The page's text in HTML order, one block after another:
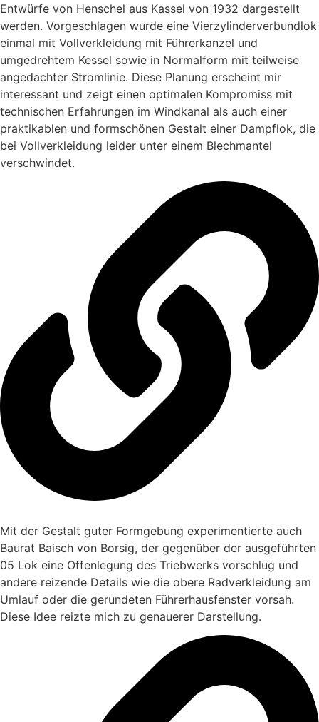
Entwürfe von Henschel aus Kassel von 1932 dargestellt
werden. Vorgeschlagen wurde eine Vierzylinderverbundlok
einmal mit Vollverkleidung mit Führerkanzel und
umgedrehtem Kessel sowie in Normalform mit teilweise
angedachter Stromlinie. Diese Planung erscheint mir
interessant und zeigt einen optimalen Kompromiss mit
technischen Erfahrungen im Windkanal als auch einer
praktikablen und formschönen Gestalt einer Dampflok, die
bei Vollverkleidung leider unter einem Blechmantel
verschwindet.
Mit der Gestalt guter Formgebung experimentierte auch
Baurat Baisch von Borsig, der gegenüber der ausgeführten
05 Lok eine Offenlegung des Triebwerks vorschlug und
andere reizende Details wie die obere Radverkleidung am
Umlauf oder die gerundeten Führerhausfenster vorsah.
Diese Idee reizte mich zu genauerer Darstellung.